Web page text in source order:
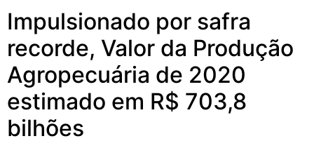
Impulsionado por safra
recorde, Valor da Produção
Agropecuária de 2020
estimado em R$ 703,8
bilhões